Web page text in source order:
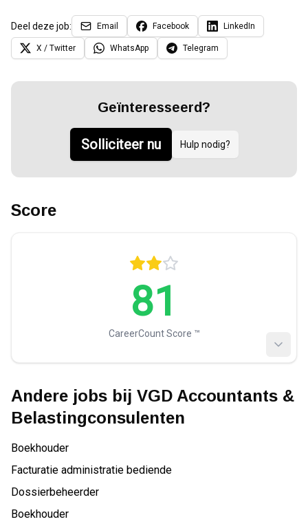
Deel deze job: Email Facebook LinkedIn
X / Twitter WhatsApp Telegram
Geïnteresseerd?
Solliciteer nu Hulp nodig?
Score
81
CareerCount Score ™️
Andere jobs bij VGD Accountants &
Belastingconsulenten
Boekhouder
Facturatie administratie bediende
Dossierbeheerder
Boekhouder